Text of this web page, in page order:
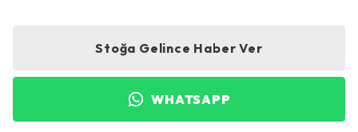
Stoğa Gelince Haber Ver
WHATSAPP